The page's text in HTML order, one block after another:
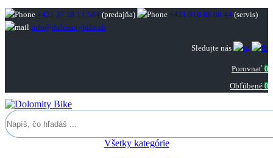
+421 37 38 11 584 (predajňa) +421 910 88 66 44 (servis)
info@dolomitybike.sk
Sledujte nás
Porovnať 0
Obľúbené 0
Všetky kategórie